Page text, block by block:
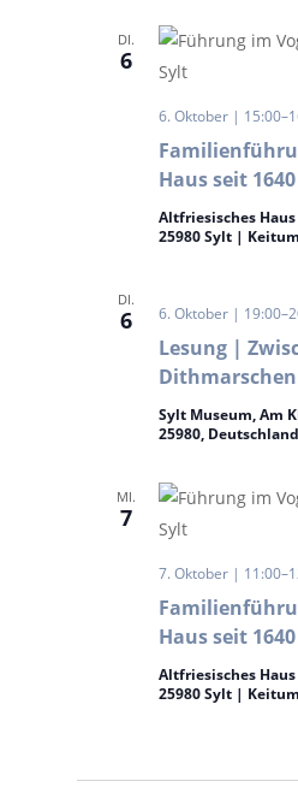
DI.
6
Haus seit 1640
6. Oktober | 15:00–
Altfriesisches
25980 Sylt |
DI.
6
Lesung |
Dithmarschen
6. Oktober | 19:00–
Sylt Museum, Am
25980, Deutschland
MI.
7
Haus seit 1640
7. Oktober | 11:00–
Altfriesisches
25980 Sylt |